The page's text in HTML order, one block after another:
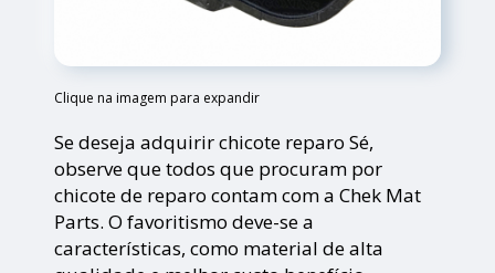
Clique na imagem para expandir
Se deseja adquirir chicote reparo Sé,
observe que todos que procuram por
chicote de reparo contam com a Chek Mat
Parts. O favoritismo deve-se a
características, como material de alta